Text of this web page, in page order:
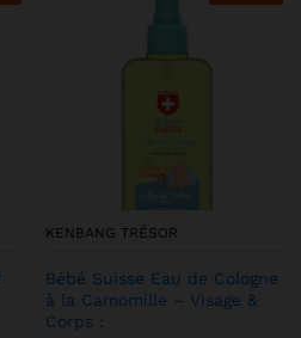
KENBANG TRÉSOR
Bébé Suisse Eau de Cologne
à la Camomille – Visage &
Corps :